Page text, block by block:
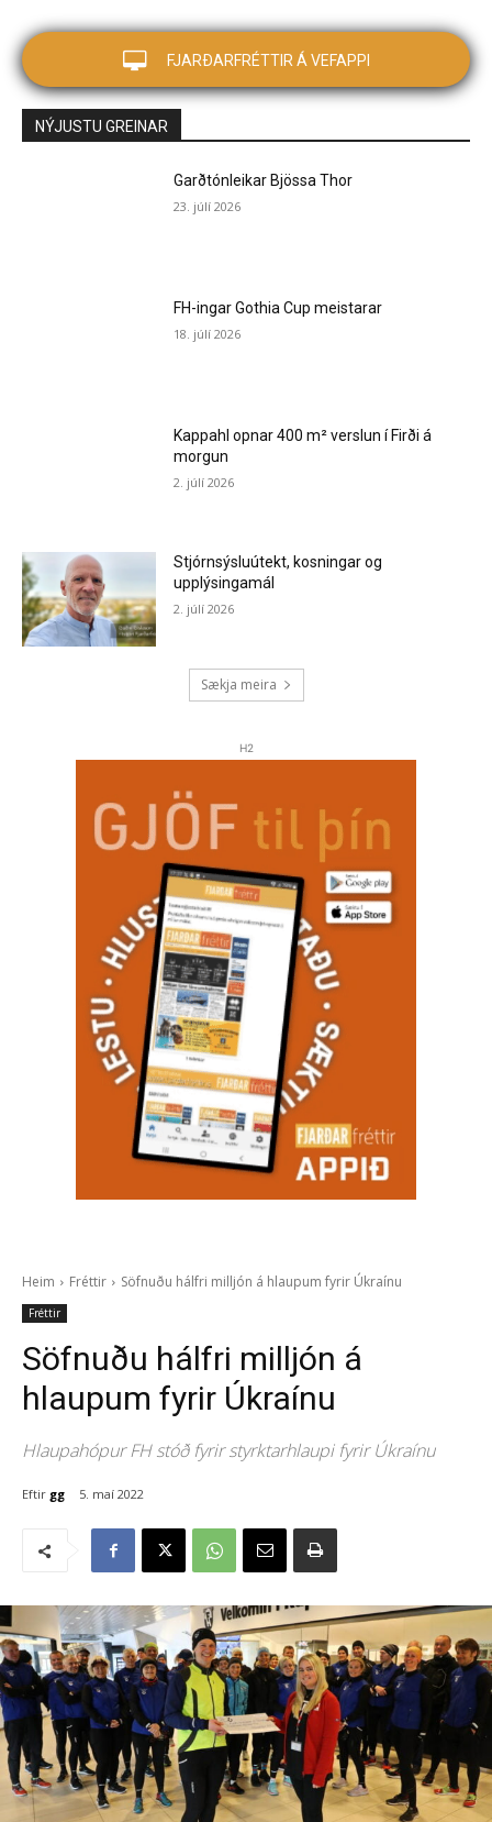
FJARÐARFRÉTTIR Á VEFAPPI
NÝJUSTU GREINAR
Garðtónleikar Bjössa Thor
23. júlí 2026
FH-ingar Gothia Cup meistarar
18. júlí 2026
Kappahl opnar 400 m² verslun í Firði á
morgun
2. júlí 2026
Stjórnsýsluútekt, kosningar og
upplýsingamál
2. júlí 2026
Sækja meira
H2